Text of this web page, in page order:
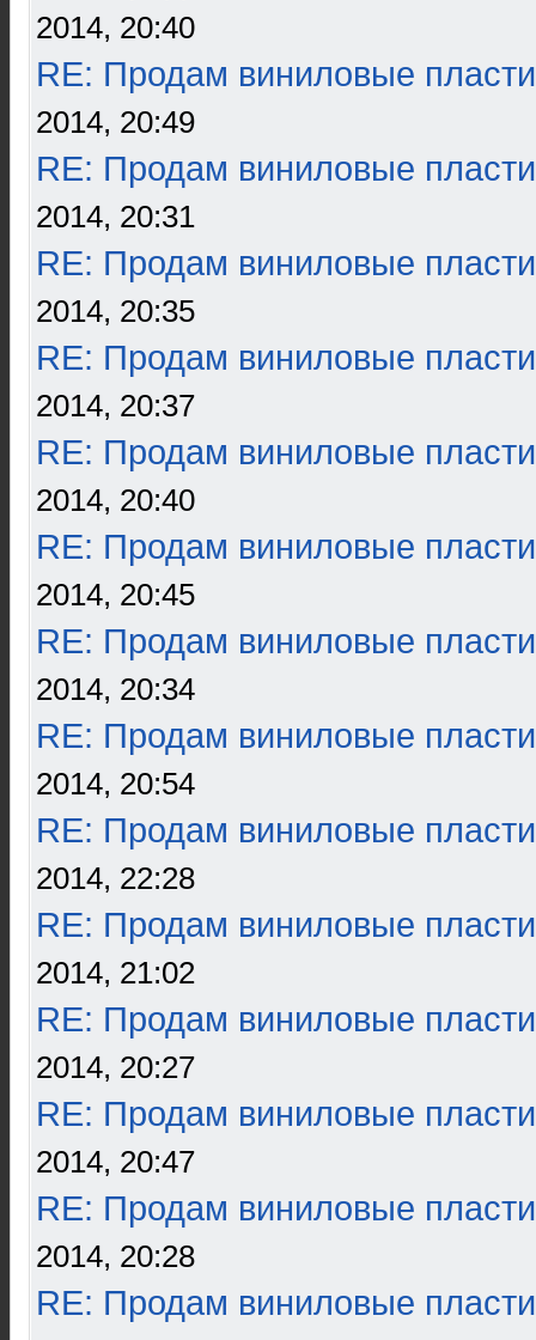
2014, 20:40
RE: Продам виниловые
2014, 20:49
RE: Продам виниловые
2014, 20:31
RE: Продам виниловые
2014, 20:35
RE: Продам виниловые
2014, 20:37
RE: Продам виниловые
2014, 20:40
RE: Продам виниловые
2014, 20:45
RE: Продам виниловые
2014, 20:34
RE: Продам виниловые
2014, 20:54
RE: Продам виниловые
2014, 22:28
RE: Продам виниловые
2014, 21:02
RE: Продам виниловые
2014, 20:27
RE: Продам виниловые
2014, 20:47
RE: Продам виниловые
2014, 20:28
RE: Продам виниловые